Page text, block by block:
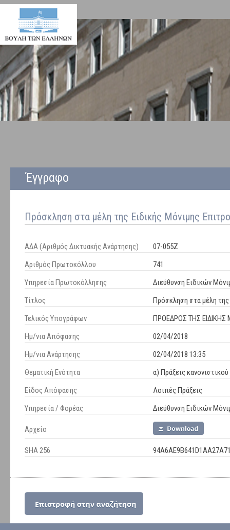
Έγγραφο
Πρόσκληση στα μέλη της Ειδικής Μόνιμης
ΑΔΑ (Αριθμός Δικτυακής Ανάρτησης)
07-055Ζ
Αριθμός Πρωτοκόλλου
741
Υπηρεσία Πρωτοκόλλησης
Διεύθυνση Ειδικών
Τίτλος
Πρόσκληση στα μέλη
Τελικός Υπογράφων
ΠΡΟΕΔΡΟΣ ΤΗΣ
Ημ/νια Απόφασης
02/04/2018
Ημ/νια Ανάρτησης
02/04/2018 13:35
Θεματική Ενότητα
α) Πράξεις
Είδος Απόφασης
Λοιπές Πράξεις
Υπηρεσία / Φορέας
Διεύθυνση Ειδικών
Αρχείο
SHA 256